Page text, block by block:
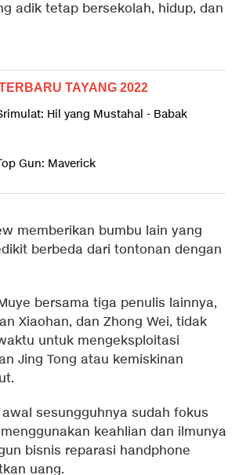
adik tetap bersekolah, hidup, dan
TAYANG 2022
Hil yang Mustahal - Babak
Gun: Maverick
memberikan bumbu lain yang
berbeda dari tontonan dengan
bersama tiga penulis lainnya,
Xiaohan, dan Zhong Wei, tidak
untuk mengeksploitasi
Jing Tong atau kemiskinan
sesungguhnya sudah fokus
keahlian dan ilmunya
bisnis reparasi handphone
uang.